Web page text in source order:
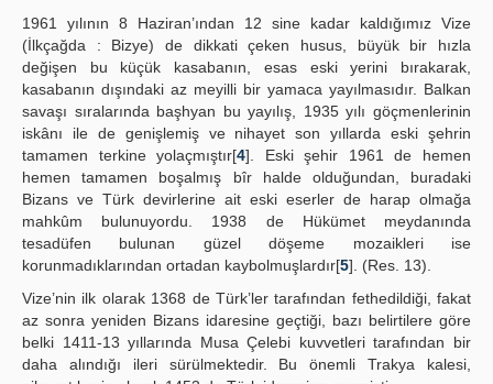
1961 yılının 8 Haziran’ından 12 sine kadar kaldığımız Vize
(İlkçağda : Bizye) de dikkati çeken husus, büyük bir hızla
değişen bu küçük kasabanın, esas eski yerini bırakarak,
kasabanın dışındaki az meyilli bir yamaca yayılmasıdır. Balkan
savaşı sıralarında başhyan bu yayılış, 1935 yılı göçmenlerinin
iskânı ile de genişlemiş ve nihayet son yıllarda eski şehrin
tamamen terkine yolaçmıştır[4]. Eski şehir 1961 de hemen
hemen tamamen boşalmış bîr halde olduğundan, buradaki
Bizans ve Türk devirlerine ait eski eserler de harap olmağa
mahkûm bulunuyordu. 1938 de Hükümet meydanında
tesadüfen bulunan güzel döşeme mozaikleri ise
korunmadıklarından ortadan kaybolmuşlardır[5]. (Res. 13).
Vize’nin ilk olarak 1368 de Türk’ler tarafından fethedildiği, fakat
az sonra yeniden Bizans idaresine geçtiği, bazı belirtilere göre
belki 1411-13 yıllarında Musa Çelebi kuvvetleri tarafından bir
daha alındığı ileri sürülmektedir. Bu önemli Trakya kalesi,